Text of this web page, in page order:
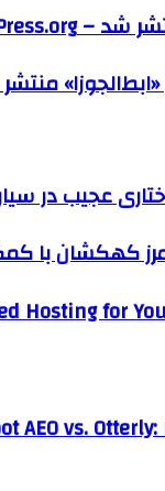
عجیب در
کهکشان
Hosting for
AEO vs.